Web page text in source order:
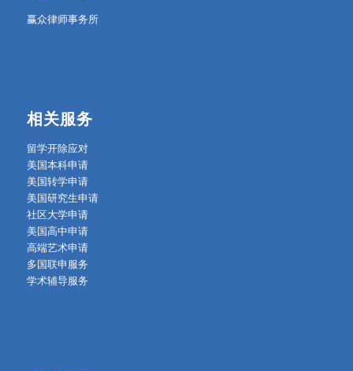
赢众律师事务所
相关服务
留学开除应对
美国本科申请
美国转学申请
美国研究生申请
社区大学申请
美国高中申请
高端艺术申请
多国联申服务
学术辅导服务